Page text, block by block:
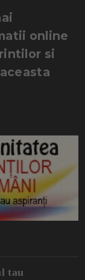
online
si
tau